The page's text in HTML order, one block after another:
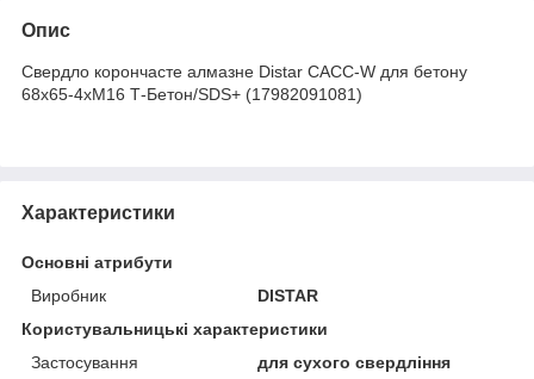
Опис
Свердло корончасте алмазне Distar САСС-W для бетону
68x65-4xМ16 Т-Бетон/SDS+ (17982091081)
Характеристики
Основні атрибути
Виробник
DISTAR
Користувальницькі характеристики
Застосування
для сухого свердління